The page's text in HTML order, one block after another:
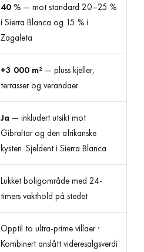
40 % — mot standard 20–25 %
i Sierra Blanca og 15 % i
Zagaleta
+3 000 m² — pluss kjeller,
terrasser og verandaer
Ja — inkludert utsikt mot
Gibraltar og den afrikanske
kysten. Sjeldent i Sierra Blanca
Lukket boligområde med 24-
timers vakthold på stedet
Opptil to ultra-prime villaer ·
Kombinert anslått videresalgsverdi